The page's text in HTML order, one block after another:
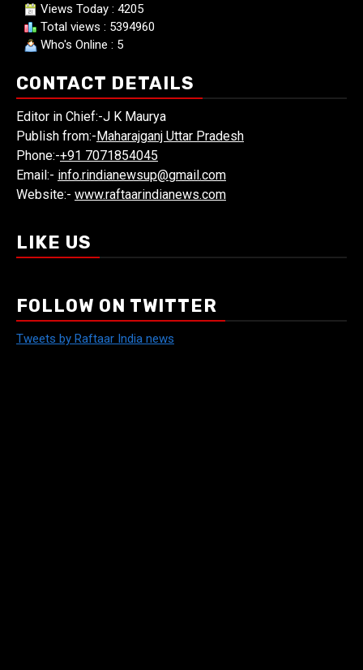
Views Today : 4205
Total views : 5394960
Who's Online : 5
CONTACT DETAILS
Editor in Chief:-J K Maurya
Publish from:- Maharajganj Uttar Pradesh
Phone:-+91 7071854045
Email:- info.rindianewsup@gmail.com
Website:- www.raftaarindianews.com
LIKE US
FOLLOW ON TWITTER
Tweets by Raftaar India news